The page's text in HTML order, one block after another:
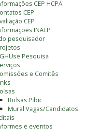
CEP HCPA
CEP
CEP
INAEP
pesquisador
Pesquisa
e Comitês
Bolsas Pibic
Mural Vagas/Candidatos
e eventos